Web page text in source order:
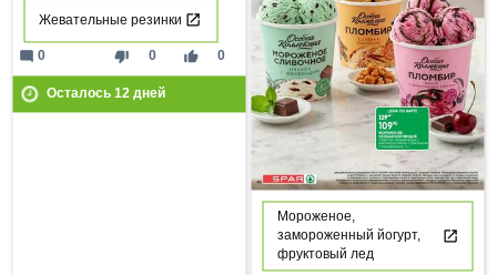
Жевательные резинки
thumb_down 0 thumb_up 0
mode_comment 0
Осталось 12дней
Мороженое,
замороженный йогурт,
фруктовый лед